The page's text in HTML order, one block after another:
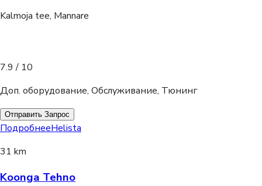
Kalmoja tee, Mannare
7.9 / 10
Доп. оборудование, Обслуживание, Тюнинг
Отправить Запрос
ПодробнееHelista
31 km
Koonga Tehno